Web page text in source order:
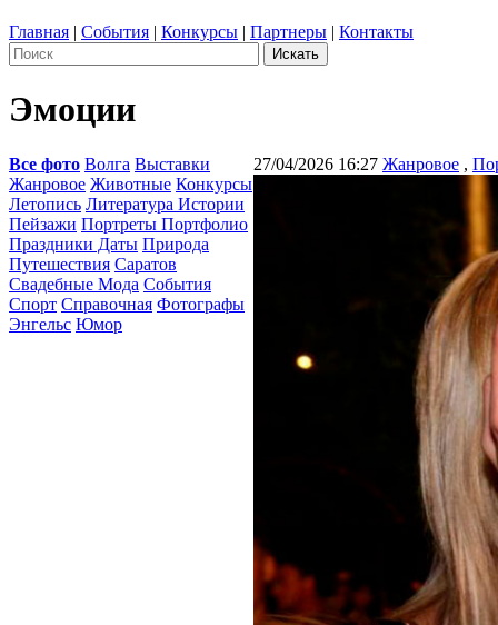
Главная | События | Конкурсы | Партнеры | Контакты
Эмоции
Все фото Волга Выставки
Жанровое Животные Конкурсы
Летопись Литература Истории
Пейзажи Портреты Портфолио
Праздники Даты Природа
Путешествия Саратов
Свадебные Мода События
Спорт Справочная Фотографы
Энгельс Юмор
27/04/2026 16:27 Жанровое ,